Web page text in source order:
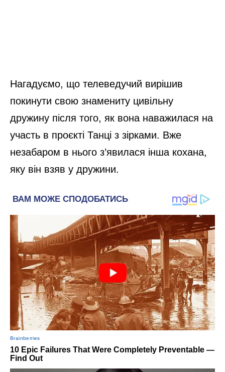
Нагадуємо, що телеведучий вирішив
покинути свою знамениту цивільну
дружину після того, як вона наважилася на
участь в проєкті Танці з зірками. Вже
незабаром в нього з’явилася інша кохана,
яку він взяв у дружини.